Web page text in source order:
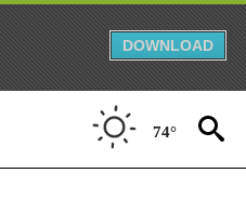
DOWNLOAD
74°